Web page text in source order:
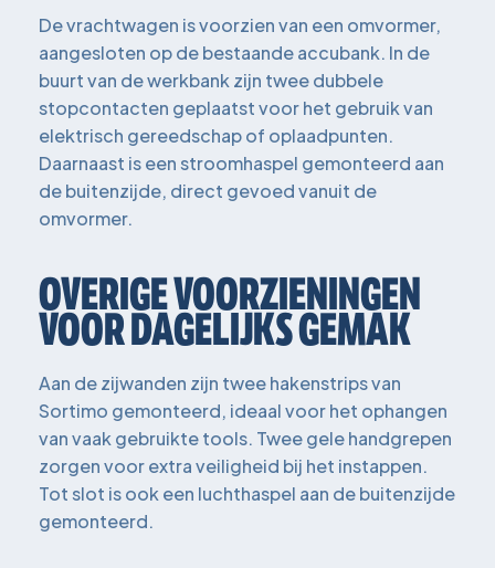
De vrachtwagen is voorzien van een omvormer,
aangesloten op de bestaande accubank. In de
buurt van de werkbank zijn twee dubbele
stopcontacten geplaatst voor het gebruik van
elektrisch gereedschap of oplaadpunten.
Daarnaast is een stroomhaspel gemonteerd aan
de buitenzijde, direct gevoed vanuit de
omvormer.
OVERIGE VOORZIENINGEN
VOOR DAGELIJKS GEMAK
Aan de zijwanden zijn twee hakenstrips van
Sortimo gemonteerd, ideaal voor het ophangen
van vaak gebruikte tools. Twee gele handgrepen
zorgen voor extra veiligheid bij het instappen.
Tot slot is ook een luchthaspel aan de buitenzijde
gemonteerd.